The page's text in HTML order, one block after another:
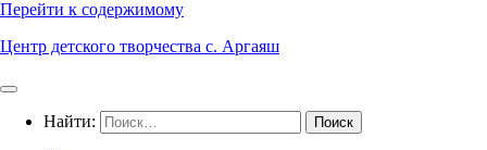
Перейти к содержимому
Центр детского творчества с. Аргаяш
Найти: